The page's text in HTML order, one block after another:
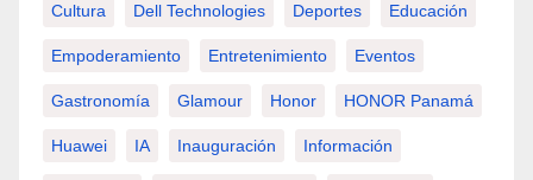
Cultura Dell Technologies Deportes Educación
Empoderamiento Entretenimiento Eventos
Gastronomía Glamour Honor HONOR Panamá
Huawei IA Inauguración Información